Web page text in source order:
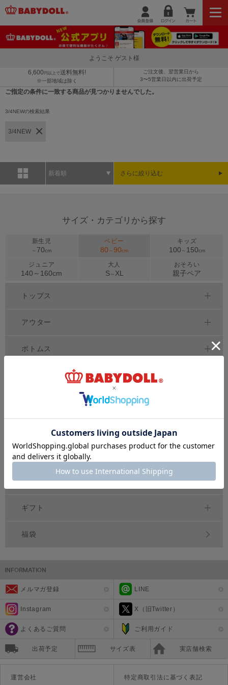
ようこそ ゲスト様
6,600 円以上で送料無料!
※一部地域は除く
ご注文後、翌営業日から
3〜5営業日以内に出荷予定
ご指定の条件に一致する商品が見つかりませんでした。
3/4NEWの検索結果
3/4NEW
新着順 さらに絞り込む
サイズ・カテゴリから探す
新生児
～ 70cm
ベビー
80 ～90cm
キッズ
100 ～ 150cm
ジュニア
140～ 160cm
大人
S～ XL
おそろい
親子ペア
トップス
アウター
ボトムス
シーズンアイテム
雑貨
ギフト
福袋
メルマガ登録 LINE
Instagram X（旧Twitter）
よくあるご質問 ご利用ガイド
出荷予定 サイズ表 実店舗検索
運営会社 特定商取引法に基づく表記